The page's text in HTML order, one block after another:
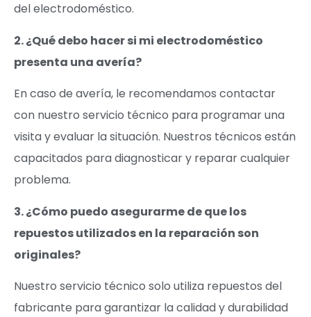
del electrodoméstico.
2. ¿Qué debo hacer si mi electrodoméstico
presenta una avería?
En caso de avería, le recomendamos contactar
con nuestro servicio técnico para programar una
visita y evaluar la situación. Nuestros técnicos están
capacitados para diagnosticar y reparar cualquier
problema.
3. ¿Cómo puedo asegurarme de que los
repuestos utilizados en la reparación son
originales?
Nuestro servicio técnico solo utiliza repuestos del
fabricante para garantizar la calidad y durabilidad